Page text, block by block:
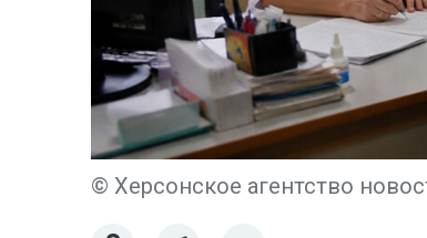
© Херсонское агентство